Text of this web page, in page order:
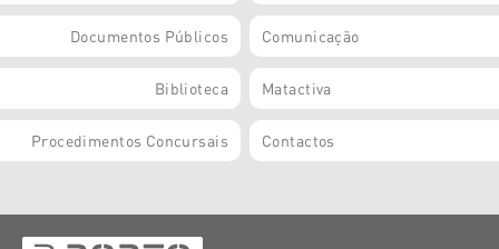
Documentos Públicos Comunicação
Biblioteca Matactiva
Procedimentos Concursais Contactos